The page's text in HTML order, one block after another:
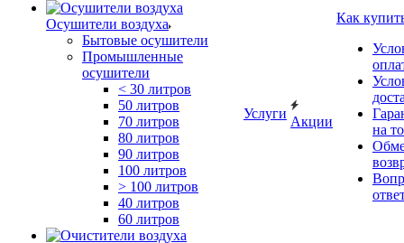
Осушители воздуха
Бытовые осушители
Промышленные
осушители
< 30 литров
50 литров
70 литров
80 литров
90 литров
100 литров
> 100 литров
40 литров
60 литров
Услуги
Акции
Как
на